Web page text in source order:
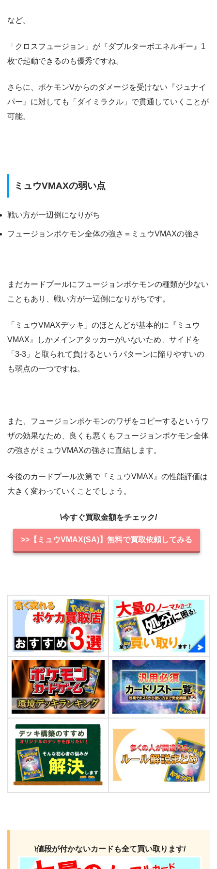
など。
「クロスフュージョン」が『ダブルターボエネルギー』1
枚で起動できるのも優秀ですね。
さらに、ポケモンVからのダメージを受けない『ジュナイ
パー』に対しても「ダイミラクル」で貫通していくことが
可能。
ミュウVMAXの弱い点
戦い方が一辺倒になりがち
フュージョンポケモン全体の強さ＝ミュウVMAXの強さ
まだカードプールにフュージョンポケモンの種類が少ない
こともあり、戦い方が一辺倒になりがちです。
「ミュウVMAXデッキ」のほとんどが基本的に『ミュウ
VMAX』しかメインアタッカーがいないため、サイドを
「3-3」と取られて負けるというパターンに陥りやすいの
も弱点の一つですね。
また、フュージョンポケモンのワザをコピーするというワ
ザの効果なため、良くも悪くもフュージョンポケモン全体
の強さがミュウVMAXの強さに直結します。
今後のカードプール次第で『ミュウVMAX』の性能評価は
大きく変わっていくことでしょう。
\今すぐ買取金額をチェック/
>>【ミュウVMAX(SA)】無料で買取依頼してみる
\値段が付かないカードも全て買い取ります/